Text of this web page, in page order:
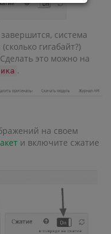
система
гигабайт?)
это можно на
.
на своем
и включите сжатие